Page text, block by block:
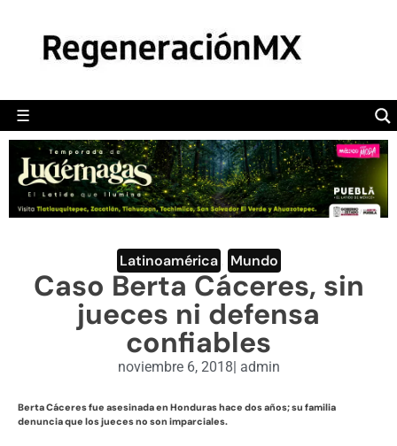
☰
POLÍTICA
CAMALEÓN
OPINIÓN
DEPORTES
ENGLISH SECTION
VIDEOS
Latinoamérica Mundo
Caso Berta Cáceres, sin
jueces ni defensa
confiables
noviembre 6, 2018| admin
Berta Cáceres fue asesinada en Honduras hace dos años; su familia
denuncia que los jueces no son imparciales.